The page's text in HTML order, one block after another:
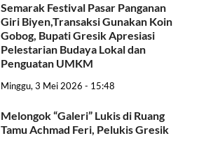
Semarak Festival Pasar Panganan
Giri Biyen,Transaksi Gunakan Koin
Gobog, Bupati Gresik Apresiasi
Pelestarian Budaya Lokal dan
Penguatan UMKM
Minggu, 3 Mei 2026 - 15:48
Melongok “Galeri” Lukis di Ruang
Tamu Achmad Feri, Pelukis Gresik